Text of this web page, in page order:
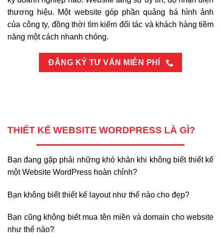
thương hiệu. Một website góp phần quảng bá hình ảnh
của công ty, đồng thời tìm kiếm đối tác và khách hàng tiềm
năng một cách nhanh chóng.
ĐĂNG KÝ TƯ VẤN MIỄN PHÍ
THIẾT KẾ WEBSITE WORDPRESS LÀ GÌ?
Bạn đang gặp phải những khó khăn khi không biết thiết kế
một Website WordPress hoàn chỉnh?
Bạn không biết thiết kế layout như thế nào cho đẹp?
Bạn cũng không biết mua tên miền và domain cho website
như thế nào?